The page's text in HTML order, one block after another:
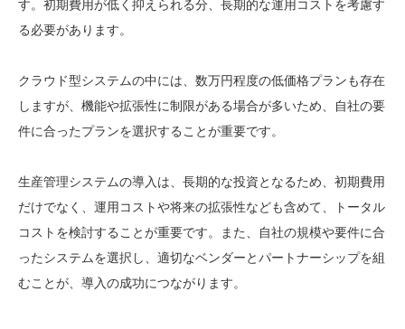
す。初期費用が低く抑えられる分、長期的な運用コストを考慮す
る必要があります。
クラウド型システムの中には、数万円程度の低価格プランも存在
しますが、機能や拡張性に制限がある場合が多いため、自社の要
件に合ったプランを選択することが重要です。
生産管理システムの導入は、長期的な投資となるため、初期費用
だけでなく、運用コストや将来の拡張性なども含めて、トータル
コストを検討することが重要です。また、自社の規模や要件に合
ったシステムを選択し、適切なベンダーとパートナーシップを組
むことが、導入の成功につながります。